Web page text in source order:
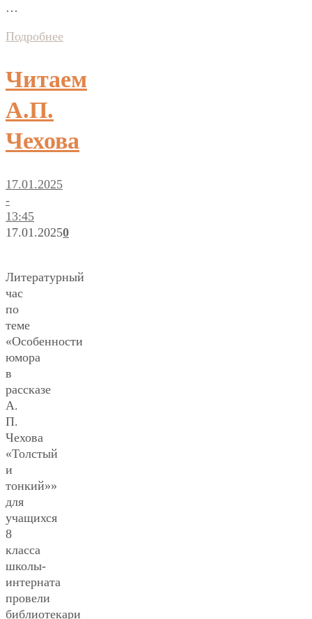
…
Подробнее
Читаем
А.П.
Чехова
17.01.2025
-
13:45
17.01.20250
Литературный
час
по
теме
«Особенности
юмора
в
рассказе
А.
П.
Чехова
«Толстый
и
тонкий»»
для
учащихся
8
класса
школы-
интерната
провели
библиотекари